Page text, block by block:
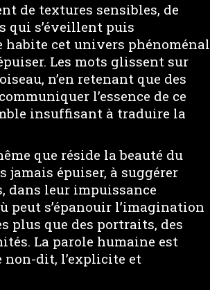
de textures sensibles, de
qui s’éveillent puis
habite cet univers phénoménal
Les mots glissent sur
n’en retenant que des
l’essence de ce
insuffisant à traduire la
que réside la beauté du
jamais épuiser, à suggérer
dans leur impuissance
peut s’épanouir l’imagination
plus que des portraits, des
La parole humaine est
non-dit, l’explicite et